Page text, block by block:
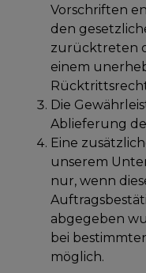
Vorschriften
den
zurücktreten
einem
Die
Ablieferung
Eine
unserem
nur, wenn
abgegeben
bei
möglich.